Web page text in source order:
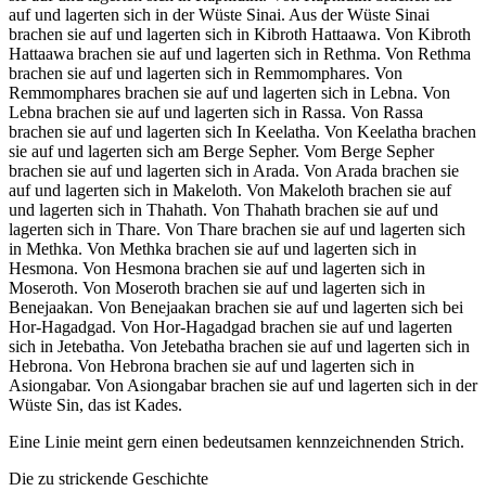
auf und lagerten sich in der Wüste Sinai. Aus der Wüste Sinai
brachen sie auf und lagerten sich in Kibroth Hattaawa. Von Kibroth
Hattaawa brachen sie auf und lagerten sich in Rethma. Von Rethma
brachen sie auf und lagerten sich in Remmomphares. Von
Remmomphares brachen sie auf und lagerten sich in Lebna. Von
Lebna brachen sie auf und lagerten sich in Rassa. Von Rassa
brachen sie auf und lagerten sich In Keelatha. Von Keelatha brachen
sie auf und lagerten sich am Berge Sepher. Vom Berge Sepher
brachen sie auf und lagerten sich in Arada. Von Arada brachen sie
auf und lagerten sich in Makeloth. Von Makeloth brachen sie auf
und lagerten sich in Thahath. Von Thahath brachen sie auf und
lagerten sich in Thare. Von Thare brachen sie auf und lagerten sich
in Methka. Von Methka brachen sie auf und lagerten sich in
Hesmona. Von Hesmona brachen sie auf und lagerten sich in
Moseroth. Von Moseroth brachen sie auf und lagerten sich in
Benejaakan. Von Benejaakan brachen sie auf und lagerten sich bei
Hor-Hagadgad. Von Hor-Hagadgad brachen sie auf und lagerten
sich in Jetebatha. Von Jetebatha brachen sie auf und lagerten sich in
Hebrona. Von Hebrona brachen sie auf und lagerten sich in
Asiongabar. Von Asiongabar brachen sie auf und lagerten sich in der
Wüste Sin, das ist Kades.
Eine Linie meint gern einen bedeutsamen kennzeichnenden Strich.
Die zu strickende Geschichte